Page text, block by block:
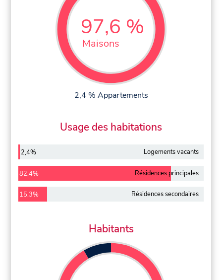
97,6 %
Maisons
2,4 % Appartements
Usage des habitations
2,4% Logements vacants
82,4% Résidences principales
15,3% Résidences secondaires
Habitants